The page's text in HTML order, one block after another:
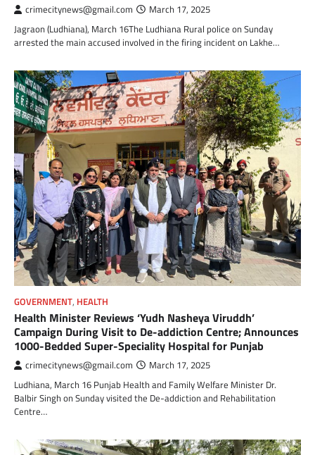
crimecitynews@gmail.com March 17, 2025
Jagraon (Ludhiana), March 16The Ludhiana Rural police on Sunday
arrested the main accused involved in the firing incident on Lakhe…
GOVERNMENT, HEALTH
Health Minister Reviews ‘Yudh Nasheya Viruddh’
Campaign During Visit to De-addiction Centre; Announces
1000-Bedded Super-Speciality Hospital for Punjab
crimecitynews@gmail.com March 17, 2025
Ludhiana, March 16 Punjab Health and Family Welfare Minister Dr.
Balbir Singh on Sunday visited the De-addiction and Rehabilitation
Centre…